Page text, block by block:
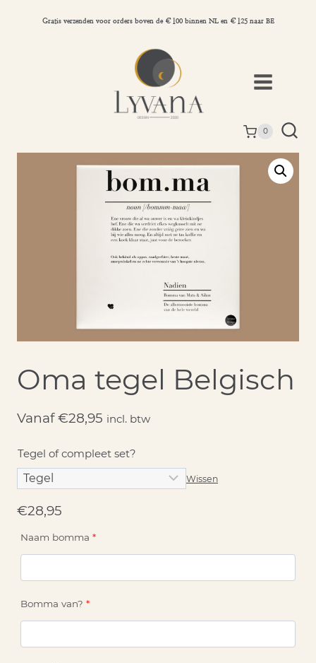
Gratis verzenden voor orders boven de €100 binnen NL en €125 naar BE
0
Oma tegel Belgisch
Vanaf €28,95 incl. btw
Tegel of compleet set?
Wissen
€28,95
Naam bomma *
Bomma van? *